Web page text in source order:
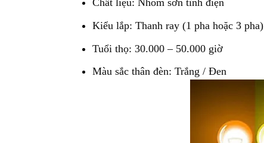
Chất liệu: Nhôm sơn tĩnh điện
Kiểu lắp: Thanh ray (1 pha hoặc 3 pha)
Tuổi thọ: 30.000 – 50.000 giờ
Màu sắc thân đèn: Trắng / Đen